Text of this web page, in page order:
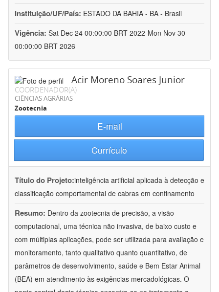
Instituição/UF/País: ESTADO DA BAHIA - BA - Brasil
Vigência: Sat Dec 24 00:00:00 BRT 2022-Mon Nov 30
00:00:00 BRT 2026
Acir Moreno Soares Junior
COORDENADOR(A)
CIÊNCIAS AGRÁRIAS
Zootecnia
E-mail
Currículo
Título do Projeto:inteligência artificial aplicada à detecção e
classificação comportamental de cabras em confinamento
Resumo: Dentro da zootecnia de precisão, a visão
computacional, uma técnica não invasiva, de baixo custo e
com múltiplas aplicações, pode ser utilizada para avaliação e
monitoramento, tanto qualitativo quanto quantitativo, de
parâmetros de desenvolvimento, saúde e Bem Estar Animal
(BEA) em atendimento às exigências mercadológicas. O